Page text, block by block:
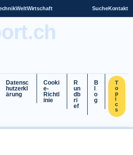
WeltWirtschaft SucheKontakt
Datensc
hutzerkl
ärung
Cooki
e-
Richtl
inie
R
un
db
ri
ef
B
o
g
T
o
p
i
c
s